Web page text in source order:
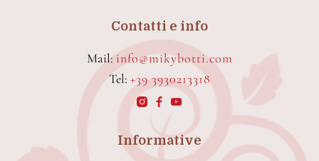
Contatti e info
Mail: info@mikybotti.com
Tel: +39 3930213318
Informative